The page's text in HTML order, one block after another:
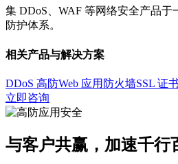
集 DDoS、WAF 等网络安全产品于
防护体系。
相关产品与解决方案
DDoS 高防Web 应用防火墙SSL 证书
立即咨询
与客户共赢，加速千行